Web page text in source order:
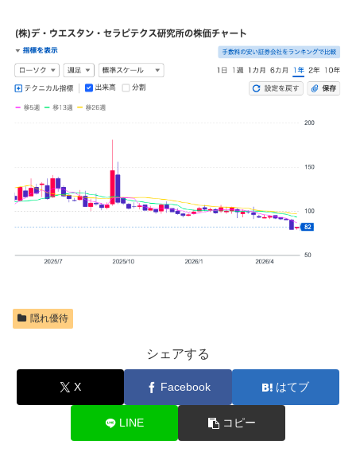
隠れ優待
シェアする
X Facebook はてブ
LINE コピー